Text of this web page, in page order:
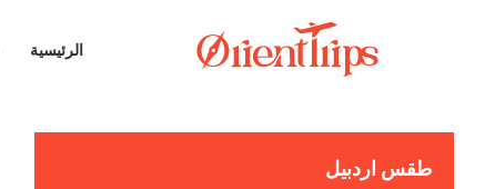
الرئيسية
طقس اردبيل